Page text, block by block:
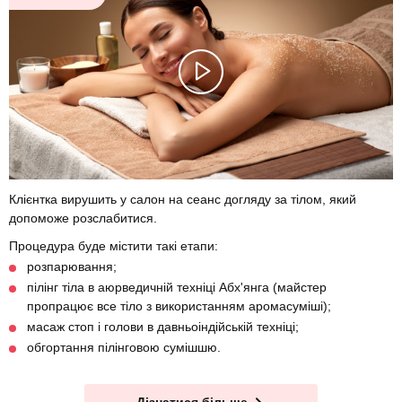
Клієнтка вирушить у салон на сеанс догляду за тілом, який
допоможе розслабитися.
Процедура буде містити такі етапи:
розпарювання;
пілінг тіла в аюрведичній техніці Абх'янга (майстер
пропрацює все тіло з використанням аромасуміші);
масаж стоп і голови в давньоіндійській техніці;
обгортання пілінговою сумішшю.